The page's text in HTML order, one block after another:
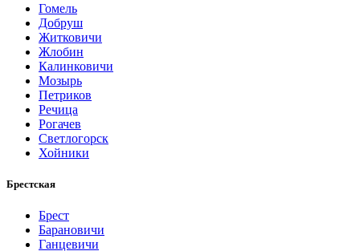
Гомель
Добруш
Житковичи
Жлобин
Калинковичи
Мозырь
Петриков
Речица
Рогачев
Светлогорск
Хойники
Брестская
Брест
Барановичи
Ганцевичи